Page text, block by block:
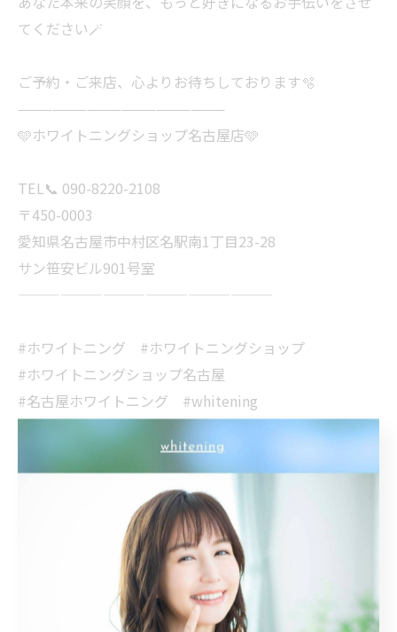
てください🪄
ご予約・ご来店、心よりお待ちしております🫧
——————————————————
🩵ホワイトニングショップ名古屋店🩵
TEL📞 090-8220-2108
〒450-0003
愛知県名古屋市中村区名駅南1丁目23-28
サン笹安ビル901号室
#ホワイトニング #ホワイトニングショップ
#ホワイトニングショップ名古屋
#名古屋ホワイトニング #whitening
#whiteningshop名古屋 #美容 #愛知
#名古屋 #名古屋駅 #美意識 #専門店
#ホワイトニング専門店 #オーラルケア
#歯科医師提携 #安心安全 #笑顔
#イメチェン #印象UP #美男 #美女